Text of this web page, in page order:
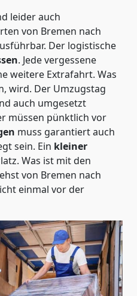
leider auch
von Bremen nach
Der logistische
. Jede vergessene
weitere Extrafahrt. Was
wird. Der Umzugstag
auch umgesetzt
müssen pünktlich vor
muss garantiert auch
sein. Ein kleiner
Was ist mit den
von Bremen nach
einmal vor der